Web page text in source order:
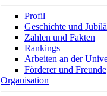
Profil
Geschichte und
Zahlen und Fakten
Rankings
Arbeiten an der
Förderer und Freunde
Organisation